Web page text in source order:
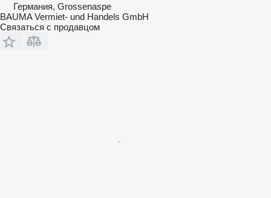
Германия, Grossenaspe
BAUMA Vermiet- und Handels GmbH
Связаться с продавцом